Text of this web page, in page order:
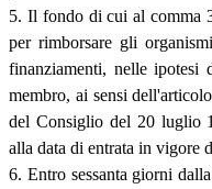
5. Il fondo di cui al comma
per rimborsare gli
finanziamenti, nelle ipotesi
membro, ai sensi
del Consiglio del 20 luglio
alla data di entrata in vigore
6. Entro sessanta giorni